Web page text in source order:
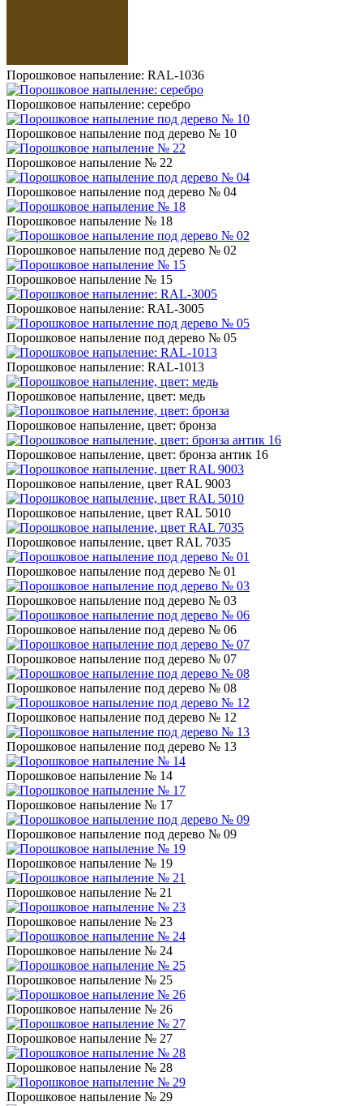
Порошковое напыление: RAL-1036
Порошковое напыление: серебро
Порошковое напыление под дерево № 10
Порошковое напыление № 22
Порошковое напыление под дерево № 04
Порошковое напыление № 18
Порошковое напыление под дерево № 02
Порошковое напыление № 15
Порошковое напыление: RAL-3005
Порошковое напыление под дерево № 05
Порошковое напыление: RAL-1013
Порошковое напыление, цвет: медь
Порошковое напыление, цвет: бронза
Порошковое напыление, цвет: бронза антик 16
Порошковое напыление, цвет RAL 9003
Порошковое напыление, цвет RAL 5010
Порошковое напыление, цвет RAL 7035
Порошковое напыление под дерево № 01
Порошковое напыление под дерево № 03
Порошковое напыление под дерево № 06
Порошковое напыление под дерево № 07
Порошковое напыление под дерево № 08
Порошковое напыление под дерево № 12
Порошковое напыление под дерево № 13
Порошковое напыление № 14
Порошковое напыление № 17
Порошковое напыление под дерево № 09
Порошковое напыление № 19
Порошковое напыление № 21
Порошковое напыление № 23
Порошковое напыление № 24
Порошковое напыление № 25
Порошковое напыление № 26
Порошковое напыление № 27
Порошковое напыление № 28
Порошковое напыление № 29